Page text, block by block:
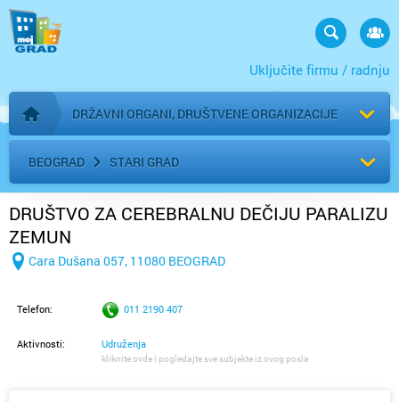
Uključite firmu / radnju
Početna stranica
DRŽAVNI ORGANI, DRUŠTVENE ORGANIZACIJE
BEOGRAD STARI GRAD
DRUŠTVO ZA CEREBRALNU DEČIJU PARALIZU
ZEMUN
Cara Dušana 057, 11080 BEOGRAD
Telefon: 011 2190 407
Aktivnosti: Udruženja
kliknite ovde i pogledajte sve subjekte iz ovog posla